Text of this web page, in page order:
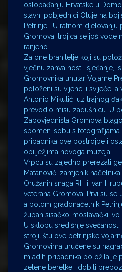
oslobađanju Hrvatske u
slavni pobjednici Oluje na
Petrinje… U ratnom
Gromova, trojica se još vode
ranjeno.
Za one branitelje koji su
vječnu zahvalnost i sjećanje,
Gromovnika unutar Vojarne
položeni su vijenci i svijeće, a
Antonio Mikulić, uz trajnog
prevodio misu zadušnicu. U
Zapovjedništa Gromova
spomen-sobu s fotografijama
pripadnika ove postrojbe i
obilježjima novoga muzeja.
Vrpcu su zajedno prerezali
Matanović, zamjenik
Oružanih snaga RH i Ivan
veterana Gromova. Prvi su se
a potom gradonačelnik
župan sisačko-moslavački
U sklopu središnje svečanosti
strojilištu ove petrinjske
Gromovima uručene su
mladih pripadnika položila je
zelene beretke i dobili